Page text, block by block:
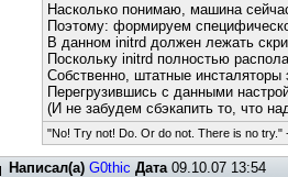
Насколько понимаю, машина
Поэтому: формируем
В данном initrd должен лежать
Поскольку initrd полностью
Собственно, штатные инсталяторы
Перегрузившись с данными
(И не забудем сбэкапить то, что
"No! Try not! Do. Or do not. There is no try."
Написал(а) G0thic Дата09.10.07 13:54